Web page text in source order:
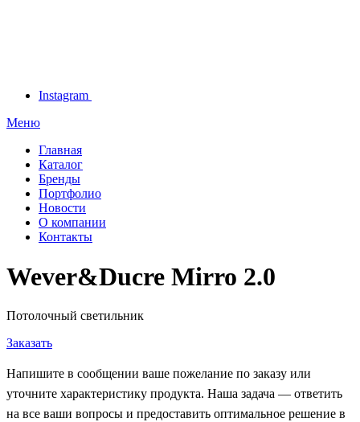
Instagram
Меню
Главная
Каталог
Бренды
Портфолио
Новости
О компании
Контакты
Wever&Ducre Mirro 2.0
Потолочный светильник
Заказать
Напишите в сообщении ваше пожелание по заказу или
уточните характеристику продукта. Наша задача — ответить
на все ваши вопросы и предоставить оптимальное решение в